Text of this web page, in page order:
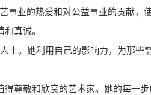
事业的热爱和对公益事业的贡献，
真诚。
士。她利用自己的影响力，为那些
尊敬和欣赏的艺术家。她的每一